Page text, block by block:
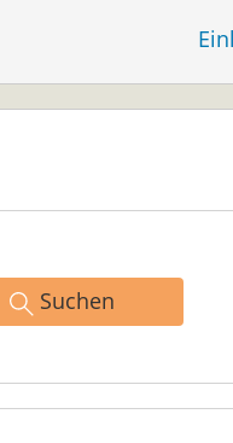
Suchen